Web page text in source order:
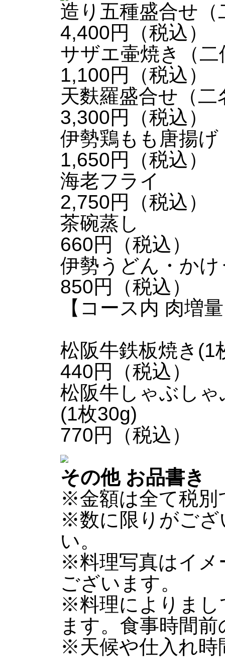
造り五種盛合せ（
4,400円（税込）
サザエ壷焼き（二
1,100円（税込）
天麩羅盛合せ（二
3,300円（税込）
伊勢鶏もも唐揚げ
1,650円（税込）
海老フライ
2,750円（税込）
茶碗蒸し
660円（税込）
伊勢うどん・か
850円（税込）
【コース内 肉増
松阪牛鉄板焼き(1
440円（税込）
松阪牛しゃぶし
(1枚30g)
770円（税込）
その他 お品書き
※金額は全て税別
※数に限りがござ
い。
※料理写真はイメ
ございます。
※料理によりまし
ます。食事時間
※天候や仕入れ時